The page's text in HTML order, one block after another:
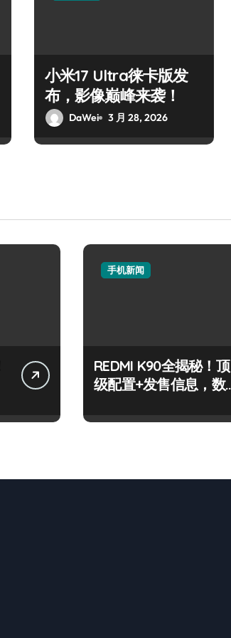
小米17 Ultra徕卡版发
布，影像巅峰来袭！
DaWei 3 月 28, 2026
手机新闻
REDMI K90全揭秘！顶
级配置+发售信息，数